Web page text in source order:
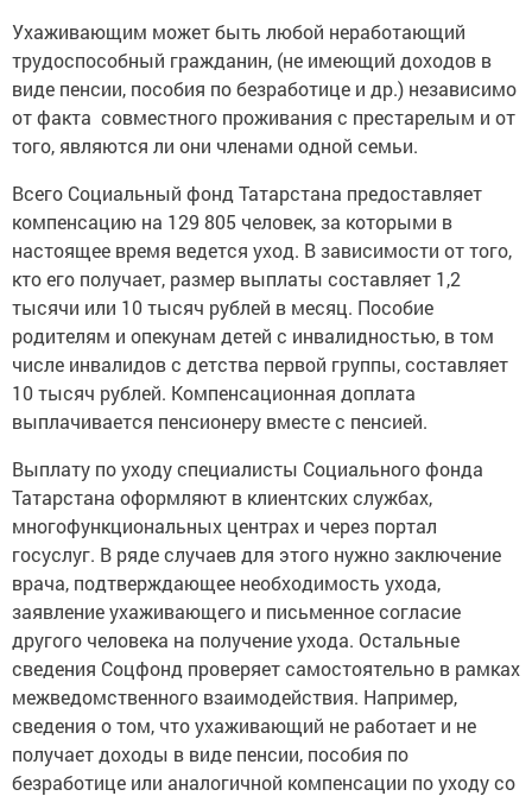
Ухаживающим может быть любой неработающий
трудоспособный гражданин, (не имеющий доходов в
виде пенсии, пособия по безработице и др.) независимо
от факта совместного проживания с престарелым и от
того, являются ли они членами одной семьи.
Всего Социальный фонд Татарстана предоставляет
компенсацию на 129 805 человек, за которыми в
настоящее время ведется уход. В зависимости от того,
кто его получает, размер выплаты составляет 1,2
тысячи или 10 тысяч рублей в месяц. Пособие
родителям и опекунам детей с инвалидностью, в том
числе инвалидов с детства первой группы, составляет
10 тысяч рублей. Компенсационная доплата
выплачивается пенсионеру вместе с пенсией.
Выплату по уходу специалисты Социального фонда
Татарстана оформляют в клиентских службах,
многофункциональных центрах и через портал
госуслуг. В ряде случаев для этого нужно заключение
врача, подтверждающее необходимость ухода,
заявление ухаживающего и письменное согласие
другого человека на получение ухода. Остальные
сведения Соцфонд проверяет самостоятельно в рамках
межведомственного взаимодействия. Например,
сведения о том, что ухаживающий не работает и не
получает доходы в виде пенсии, пособия по
безработице или аналогичной компенсации по уходу со